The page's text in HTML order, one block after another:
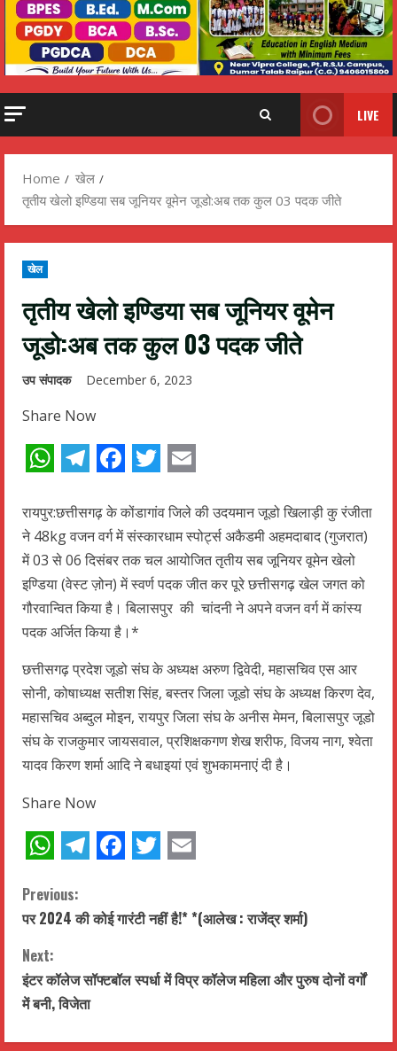
LIVE
Home
खेल
तृतीय खेलो इण्डिया सब जूनियर वूमेन जूडो:अब तक कुल 03 पदक जीते
खेल
तृतीय खेलो इण्डिया सब जूनियर वूमेन
जूडो:अब तक कुल 03 पदक जीते
उप संपादक December 6, 2023
Share Now
रायपुर:छत्तीसगढ़ के कोंडागांव जिले की उदयमान जूडो खिलाड़ी कु रंजीता
ने 48kg वजन वर्ग में संस्कारधाम स्पोर्ट्स अकैडमी अहमदाबाद (गुजरात)
में 03 से 06 दिसंबर तक चल आयोजित तृतीय सब जूनियर वूमेन खेलो
इण्डिया (वेस्ट ज़ोन) में स्वर्ण पदक जीत कर पूरे छत्तीसगढ़ खेल जगत को
गौरवान्वित किया है। बिलासपुर की चांदनी ने अपने वजन वर्ग में कांस्य
पदक अर्जित किया है।*
छत्तीसगढ़ प्रदेश जूडो संघ के अध्यक्ष अरुण द्विवेदी, महासचिव एस आर
सोनी, कोषाध्यक्ष सतीश सिंह, बस्तर जिला जूडो संघ के अध्यक्ष किरण देव,
महासचिव अब्दुल मोइन, रायपुर जिला संघ के अनीस मेमन, बिलासपुर जूडो
संघ के राजकुमार जायसवाल, प्रशिक्षकगण शेख शरीफ, विजय नाग, श्वेता
यादव किरण शर्मा आदि ने बधाइयां एवं शुभकामनाएं दी है।
Share Now
C
o
n
t
Previous:
पर 2024 की कोई गारंटी नहीं है!* *(आलेख : राजेंद्र शर्मा)
Next:
इंटर कॉलेज सॉफ्टबॉल स्पर्धा में विप्र कॉलेज महिला और पुरुष दोनों वर्गों
में बनी, विजेता